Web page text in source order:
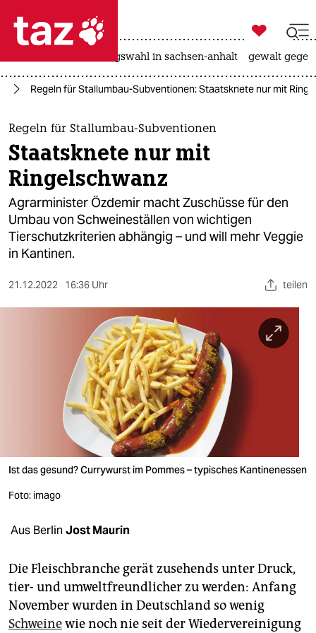
 taz zahl ich
taz zahl ich
themen
politik
öko
gesellschaft
kultur
sport
veranstaltungen
shop
fragen & hilfe
abo
genossenschaft

taz zahl ich
landtagswahl in sachsen-anhalt gewalt
Regeln für Stallumbau-Subventionen: Staatsknete nur mit
Regeln für Stallumbau-Subventionen
Staatsknete nur mit
Ringelschwanz
Agrarminister Özdemir macht Zuschüsse für den
Umbau von Schweineställen von wichtigen
Tierschutzkriterien abhängig – und will mehr Veggie
in Kantinen.
21.12.2022 16:36 Uhr teilen
Ist das gesund? Currywurst im Pommes – typisches Kantinenessen
Foto: imago
Aus Berlin Jost Maurin
Die Fleischbranche gerät zusehends unter Druck,
tier- und umweltfreundlicher zu werden: Anfang
November wurden in Deutschland so wenig
Schweinewie noch nie seit der Wiedervereinigung